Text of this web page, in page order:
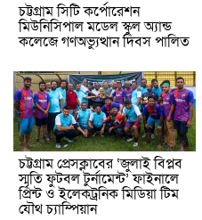
চট্টগ্রাম সিটি কর্পোরেশন
মিউনিসিপাল মডেল স্কুল অ্যান্ড
কলেজে গণঅভ্যুত্থান দিবস পালিত
চট্টগ্রাম প্রেসক্লাবের ‘জুলাই বিপ্লব
স্মৃতি ফুটবল টুর্নামেন্ট’ ফাইনালে
প্রিন্ট ও ইলেকট্রনিক মিডিয়া টিম
যৌথ চ্যাম্পিয়ান